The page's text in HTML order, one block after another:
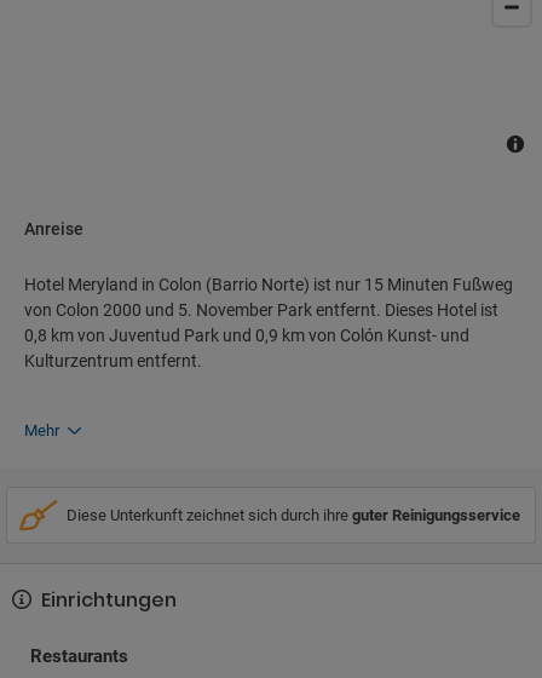
Anreise
Hotel Meryland in Colon (Barrio Norte) ist nur 15 Minuten Fußweg
von Colon 2000 und 5. November Park entfernt. Dieses Hotel ist
0,8 km von Juventud Park und 0,9 km von Colón Kunst- und
Kulturzentrum entfernt.
Mehr
Diese Unterkunft zeichnet sich durch ihre guter Reinigungsservice
Einrichtungen
Restaurants